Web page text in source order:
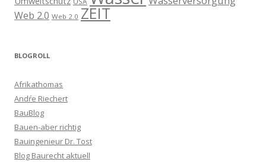
Web 2.0 Web 2.0 ZEIT
BLOGROLL
Afrikathomas
Andŕe Riechert
BauBlog
Bauen-aber richtig
Bauingenieur Dr. Tost
Blog Baurecht aktuell